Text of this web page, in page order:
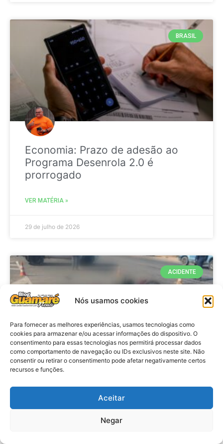
Nós usamos cookies
Para fornecer as melhores experiências, usamos tecnologias como
cookies para armazenar e/ou acessar informações do dispositivo. O
consentimento para essas tecnologias nos permitirá processar dados
como comportamento de navegação ou IDs exclusivos neste site. Não
consentir ou retirar o consentimento pode afetar negativamente certos
recursos e funções.
Aceitar
Negar
BRASIL
Economia: Prazo de adesão ao
Programa Desenrola 2.0 é
prorrogado
VER MATÉRIA »
29 de julho de 2026
ACIDENTE
Acidente: A caminho do trabalho
professora se envolve em
acidente e vai a obito na RN 118
no Alto do Rodrigues, RN